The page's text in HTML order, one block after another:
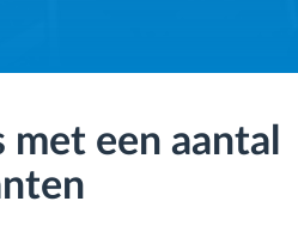
met een aantal